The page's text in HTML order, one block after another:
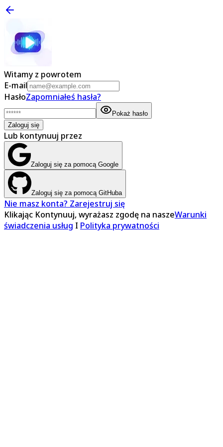
Witamy z powrotem
E-mail
HasłoZapomniałeś hasła?
Pokaż hasło
Zaloguj się
Lub kontynuuj przez
Zaloguj się za pomocą Google
Zaloguj się za pomocą GitHuba
Nie masz konta? Zarejestruj się
Klikając Kontynuuj, wyrażasz zgodę na naszeWarunki
świadczenia usług I Polityka prywatności